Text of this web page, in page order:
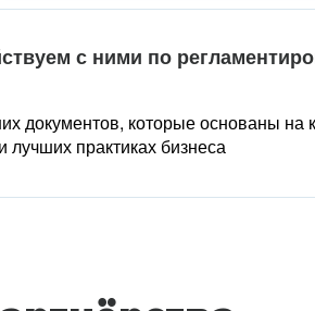
с ними по
документов, которые основаны на
лучших практиках бизнеса